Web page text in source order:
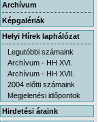
Archívum
Képgalériák
Helyi Hírek laphálózat
Legutóbbi számaink
Archívum - HH XVI.
Archívum - HH XVII.
2004 előtti számaink
Megjelenési időpontok
Hirdetési áraink